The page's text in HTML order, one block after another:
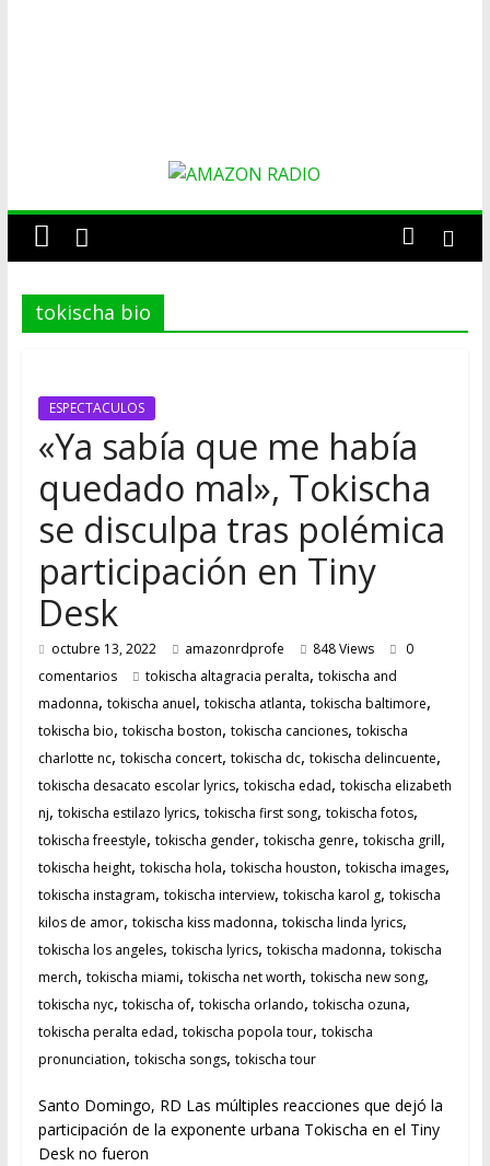
AMAZON
RADIO
ESTACIÓN
FUTURO
tokischa bio
ESPECTACULOS
«Ya sabía que me había
quedado mal», Tokischa
se disculpa tras polémica
participación en Tiny
Desk
octubre 13, 2022 amazonrdprofe 848 Views
0
comentarios
tokischa altagracia peralta, tokischa and
madonna, tokischa anuel, tokischa atlanta, tokischa baltimore,
tokischa bio, tokischa boston, tokischa canciones, tokischa
charlotte nc, tokischa concert, tokischa dc, tokischa delincuente,
tokischa desacato escolar lyrics, tokischa edad, tokischa elizabeth
nj, tokischa estilazo lyrics, tokischa first song, tokischa fotos,
tokischa freestyle, tokischa gender, tokischa genre, tokischa grill,
tokischa height, tokischa hola, tokischa houston, tokischa images,
tokischa instagram, tokischa interview, tokischa karol g, tokischa
kilos de amor, tokischa kiss madonna, tokischa linda lyrics,
tokischa los angeles, tokischa lyrics, tokischa madonna, tokischa
merch, tokischa miami, tokischa net worth, tokischa new song,
tokischa nyc, tokischa of, tokischa orlando, tokischa ozuna,
tokischa peralta edad, tokischa popola tour, tokischa
pronunciation, tokischa songs, tokischa tour
Santo Domingo, RD Las múltiples reacciones que dejó la
participación de la exponente urbana Tokischa en el Tiny
Desk no fueron